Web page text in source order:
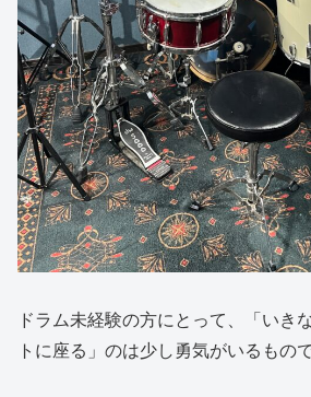
ドラム未経験の方にとって、「いき
トに座る」のは少し勇気がいるもので